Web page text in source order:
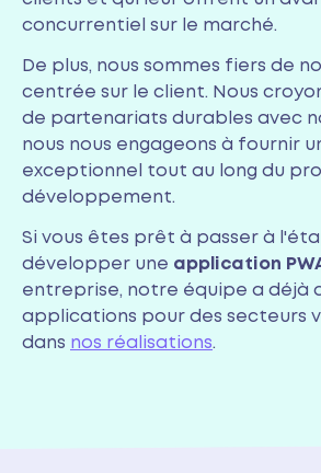
concurrentiel sur le marché.
De plus, nous sommes fiers de
centrée sur le client. Nous
de partenariats durables avec
nous nous engageons à fournir
exceptionnel tout au long du
développement.
Si vous êtes prêt à passer à
développer une application
entreprise, notre équipe a déjà
applications pour des secteurs
dans nos réalisations.